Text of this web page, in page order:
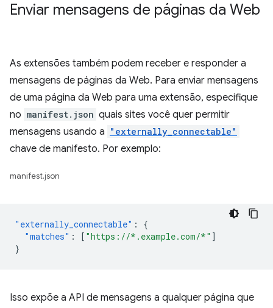
Enviar mensagens de páginas da Web
As extensões também podem receber e responder a
mensagens de páginas da Web. Para enviar mensagens
de uma página da Web para uma extensão, especifique
no manifest.json quais sites você quer permitir
mensagens usando a "externally_connectable"
chave de manifesto. Por exemplo:
manifest.json
"externally_connectable" :
{
"matches" : [ "https://*.example.com/*" ]
}
Isso expõe a API de mensagens a qualquer página que